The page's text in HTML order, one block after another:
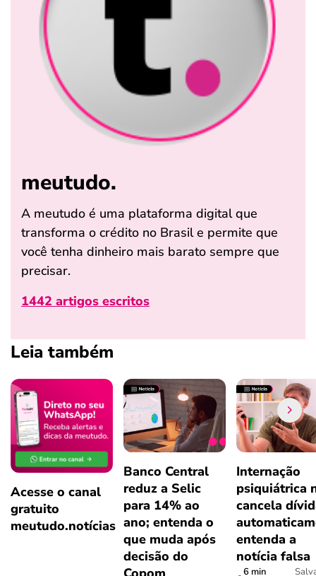
meutudo.
A meutudo é uma plataforma digital que
transforma o crédito no Brasil e permite que
você tenha dinheiro mais barato sempre que
precisar.
1442 artigos escritos
Leia também
Acesse o canal
gratuito
meutudo.notícias
Banco Central
reduz a Selic
para 14% ao
ano; entenda o
que muda após
decisão do
Internação
psiquiátrica
cancela
entenda a
notícia falsa
6 min